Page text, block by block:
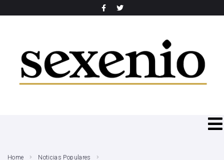
Home
Noticias Populares
SEARCH THIS WEBSITE